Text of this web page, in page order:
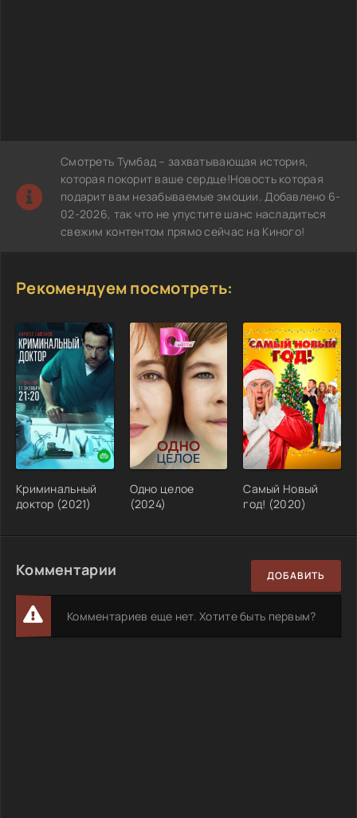
Смотреть Тумбад – захватывающая история,
которая покорит ваше сердце!Новость которая
подарит вам незабываемые эмоции. Добавлено 6-
02-2026, так что не упустите шанс насладиться
свежим контентом прямо сейчас на Киного!
Рекомендуем посмотреть:
Криминальный
доктор (2021)
Одно целое
(2024)
Самый Новый
год! (2020)
Комментарии ДОБАВИТЬ
Комментариев еще нет. Хотите быть первым?